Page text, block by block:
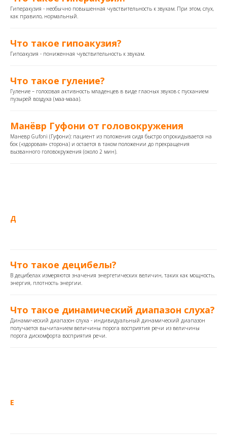
Гиперакузия - необычно повышенная чувствительность к звукам. При этом, слух,
как правило, нормальный.
Что такое гипоакузия?
Гипоакузия - пониженная чувствительность к звукам.
Что такое гуление?
Гуление – голосовая активность младенцев в виде гласных звуков с пусканием
пузырей воздуха (маа-мааа).
Манёвр Гуфони от головокружения
Маневр Gufoni (Гуфони): пациент из положения сидя быстро опрокидывается на
бок («здоровая» сторона) и остается в таком положении до прекращения
вызванного головокружения (около 2 мин).
Д
Что такое децибелы?
В децибелах измеряются значения энергетических величин, таких как мощность,
энергия, плотность энергии.
Что такое динамический диапазон слуха?
Динамический диапазон слуха - индивидуальный динамический диапазон
получается вычитанием величины порога восприятия речи из величины
порога дискомфорта восприятия речи.
Е